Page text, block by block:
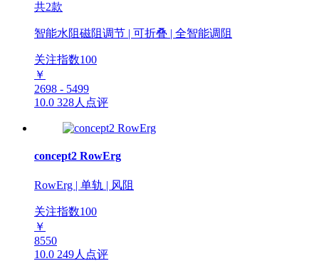
共2款
智能水阻磁阻调节 | 可折叠 | 全智能调阻
关注指数100
￥
2698 - 5499
10.0 328人点评
concept2 RowErg
RowErg | 单轨 | 风阻
关注指数100
￥
8550
10.0 249人点评